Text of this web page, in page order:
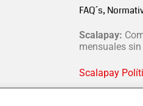
FAQ´s,
Scalapay:
mensuales
Scalapay